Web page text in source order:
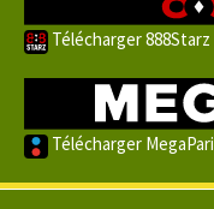
Télécharger 888Starz
Télécharger MegaPari